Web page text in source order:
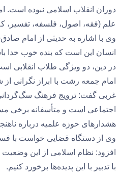
دوران انقلاب اسلامی نبوده
علم (فقه، اصول، فلسفه، تفسیر،
وی با اشاره به حدیثی از امام
انسان این است که بنده خوب خدا
در دین، دو ویژگی طلاب انقلابی
امام جمعه رشت با ابراز نگرانی
غربی گفت: ترویج فرهنگ
اجتماعی است و متأسفانه برخی
هشدارهای حوزه علمیه درباره
وی از دستگاه قضایی خواست با
افزود: نظام اسلامی از این
با تدبیر با این پدیده‌ها برخورد کنیم.